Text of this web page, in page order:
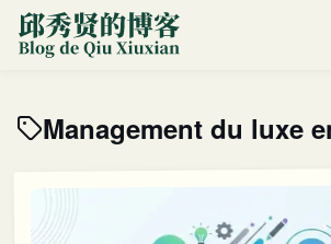
Management du luxe